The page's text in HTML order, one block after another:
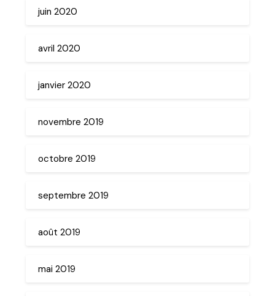
juin 2020
avril 2020
janvier 2020
novembre 2019
octobre 2019
septembre 2019
août 2019
mai 2019